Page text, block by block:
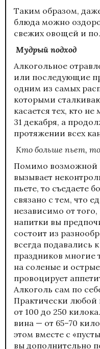
Таким образом,
блюда можно
свежих овощей и
Мудрый подход
Алкогольное
или последующие
одним из самых
которыми
касается тех, кто
31 декабря, а
протяжении всех
Кто больше пьет,
Помимо возможной
вызывает
пьете, то съедаете
связано с тем, что
независимо от
напитки вы
состоит из
всегда подавались
праздников многие
на соленые и
провоцирует
Алкоголь сам по
Практически любой
от 100 до 250
вина — от 65–70
этом вместе с
вы дополнительно